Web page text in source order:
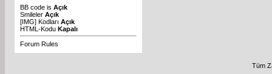
BB code is Açık
Smileler Açık
[IMG] Kodları Açık
HTML-Kodu Kapalı
Forum Rules
Tüm